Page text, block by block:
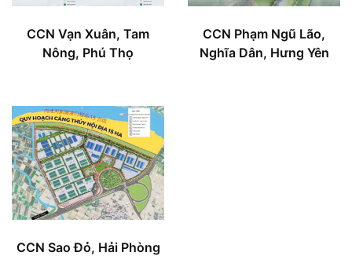
CCN Vạn Xuân, Tam
Nông, Phú Thọ
CCN Phạm Ngũ Lão,
Nghĩa Dân, Hưng Yên
CCN Sao Đỏ, Hải Phòng